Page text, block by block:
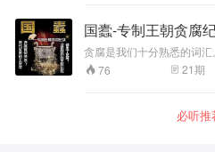
秦惠王念张仪功劳卓著，封
他五座城邑。就在张仪功成
候，一件大事的发生改变
么，张仪将如何去应对命运
谋反的过程，在苏秦的策
朝走向成熟与强大的关键
遭遇的重重挑战，以及应运
同璀璨的星辰，不仅照亮了
成为中国后世诸多王朝治国
其提供了取之不尽的借鉴与
留下永不磨灭的辙印。
国蠹-专制王朝贪腐
贪腐是我们十分熟悉的词汇
腐有关的影视剧《人民的名
门的社会话题。而贪腐问题
谓绞尽脑汁，想尽办法。
高薪养廉，酷吏政治、砍
76 21期
必听推